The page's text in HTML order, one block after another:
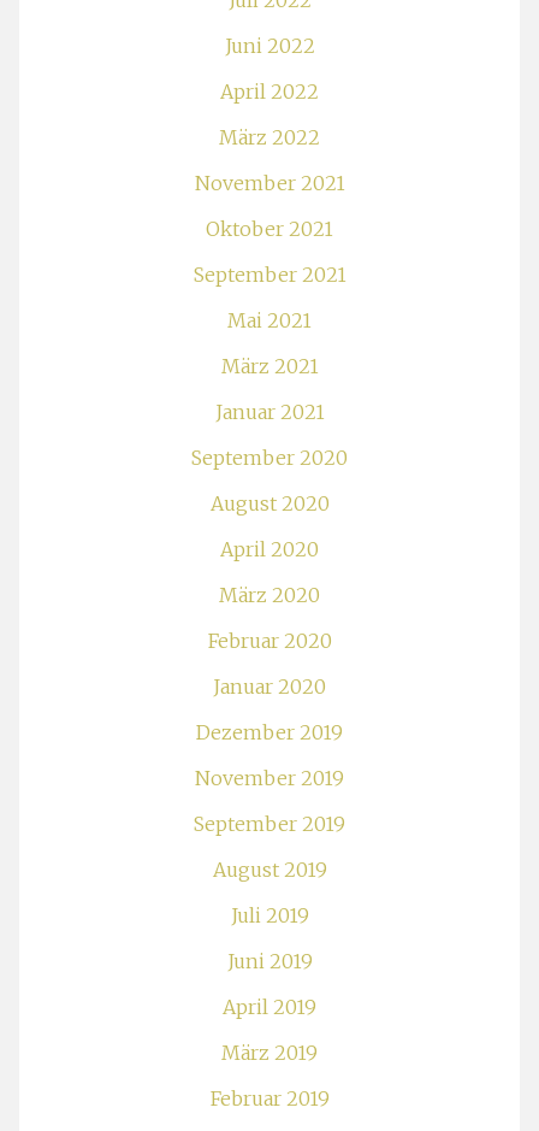
Juni 2022
April 2022
März 2022
November 2021
Oktober 2021
September 2021
Mai 2021
März 2021
Januar 2021
September 2020
August 2020
April 2020
März 2020
Februar 2020
Januar 2020
Dezember 2019
November 2019
September 2019
August 2019
Juli 2019
Juni 2019
April 2019
März 2019
Februar 2019